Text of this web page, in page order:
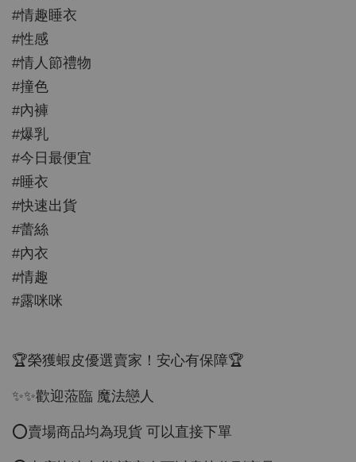
#情趣睡衣
#性感
#情人節禮物
#撞色
#內褲
#爆乳
#今日最便宜
#睡衣
#快速出貨
#蕾絲
#內衣
#情趣
#露咪咪
🏆榮獲蝦皮優選賣家！安心有保障🏆
✨✨歡迎蒞臨 魔法戀人
⭕️賣場商品均為現貨 可以直接下單